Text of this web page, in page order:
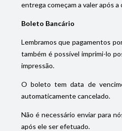
entrega começam a valer após
Boleto Bancário
Lembramos que pagamentos
também é possível imprimi-lo
impressão.
O boleto tem data de
automaticamente cancelado.
Não é necessário enviar para
após ele ser efetuado.